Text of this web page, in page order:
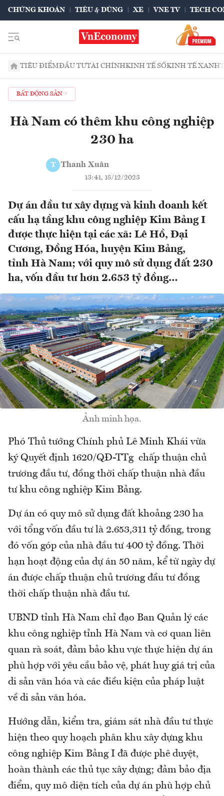
CHỨNG KHOÁN TIÊU & DÙNG XE VNE TV TECH
TIÊU ĐIỂMĐẦU TƯTÀI CHÍNHKINH TẾ SỐKINH TẾ XANH
BẤT ĐỘNG SẢN
Hà Nam có thêm khu công nghiệp
230 ha
T Thanh Xuân
13:41, 18/12/2023
Dự án đầu tư xây dựng và kinh doanh kết
cấu hạ tầng khu công nghiệp Kim Bảng I
được thực hiện tại các xã: Lê Hồ, Đại
Cương, Đồng Hóa, huyện Kim Bảng,
tỉnh Hà Nam; với quy mô sử dụng đất 230
ha, vốn đầu tư hơn 2.653 tỷ đồng…
Ảnh minh họa.
Phó Thủ tướng Chính phủ Lê Minh Khái vừa
ký Quyết định 1620/QĐ-TTg chấp thuận chủ
trương đầu tư, đồng thời chấp thuận nhà đầu
tư khu công nghiệp Kim Bảng.
Dự án có quy mô sử dụng đất khoảng 230 ha
với tổng vốn đầu tư là 2.653,311 tỷ đồng, trong
đó vốn góp của nhà đầu tư 400 tỷ đồng. Thời
hạn hoạt động của dự án 50 năm, kể từ ngày dự
án được chấp thuận chủ trương đầu tư đồng
thời chấp thuận nhà đầu tư.
UBND tỉnh Hà Nam chỉ đạo Ban Quản lý các
khu công nghiệp tỉnh Hà Nam và cơ quan liên
quan rà soát, đảm bảo khu vực thực hiện dự án
phù hợp với yêu cầu bảo vệ, phát huy giá trị của
di sản văn hóa và các điều kiện của pháp luật
về di sản văn hóa.
Hướng dẫn, kiểm tra, giám sát nhà đầu tư thực
hiện theo quy hoạch phân khu xây dựng khu
công nghiệp Kim Bảng I đã được phê duyệt,
hoàn thành các thủ tục xây dựng; đảm bảo địa
điểm, quy mô diện tích của dự án phù hợp chủ